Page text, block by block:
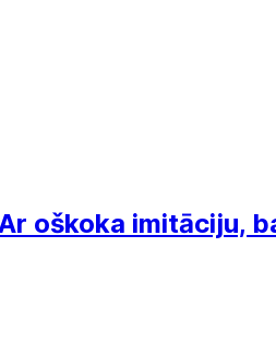
oškoka imitāciju,